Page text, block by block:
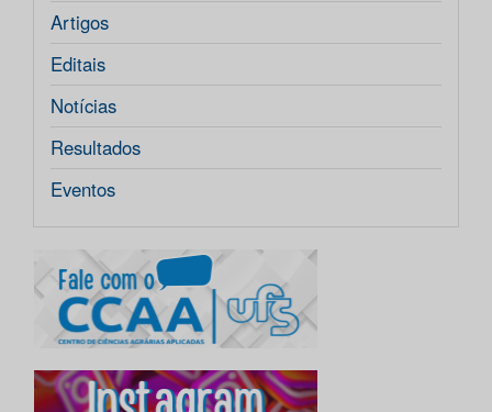
Artigos
Editais
Notícias
Resultados
Eventos